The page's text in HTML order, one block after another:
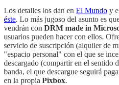
Los detalles los dan en El Mundo y
éste. Lo más jugoso del asunto es
vendrán con DRM made in
usuarios pueden hacer con ellos.
servicio de suscripción (alquiler de
"espacio personal" con el que se
descargado (compartir en el sentido
banda, el que descargue seguirá
en la propia Pixbox.